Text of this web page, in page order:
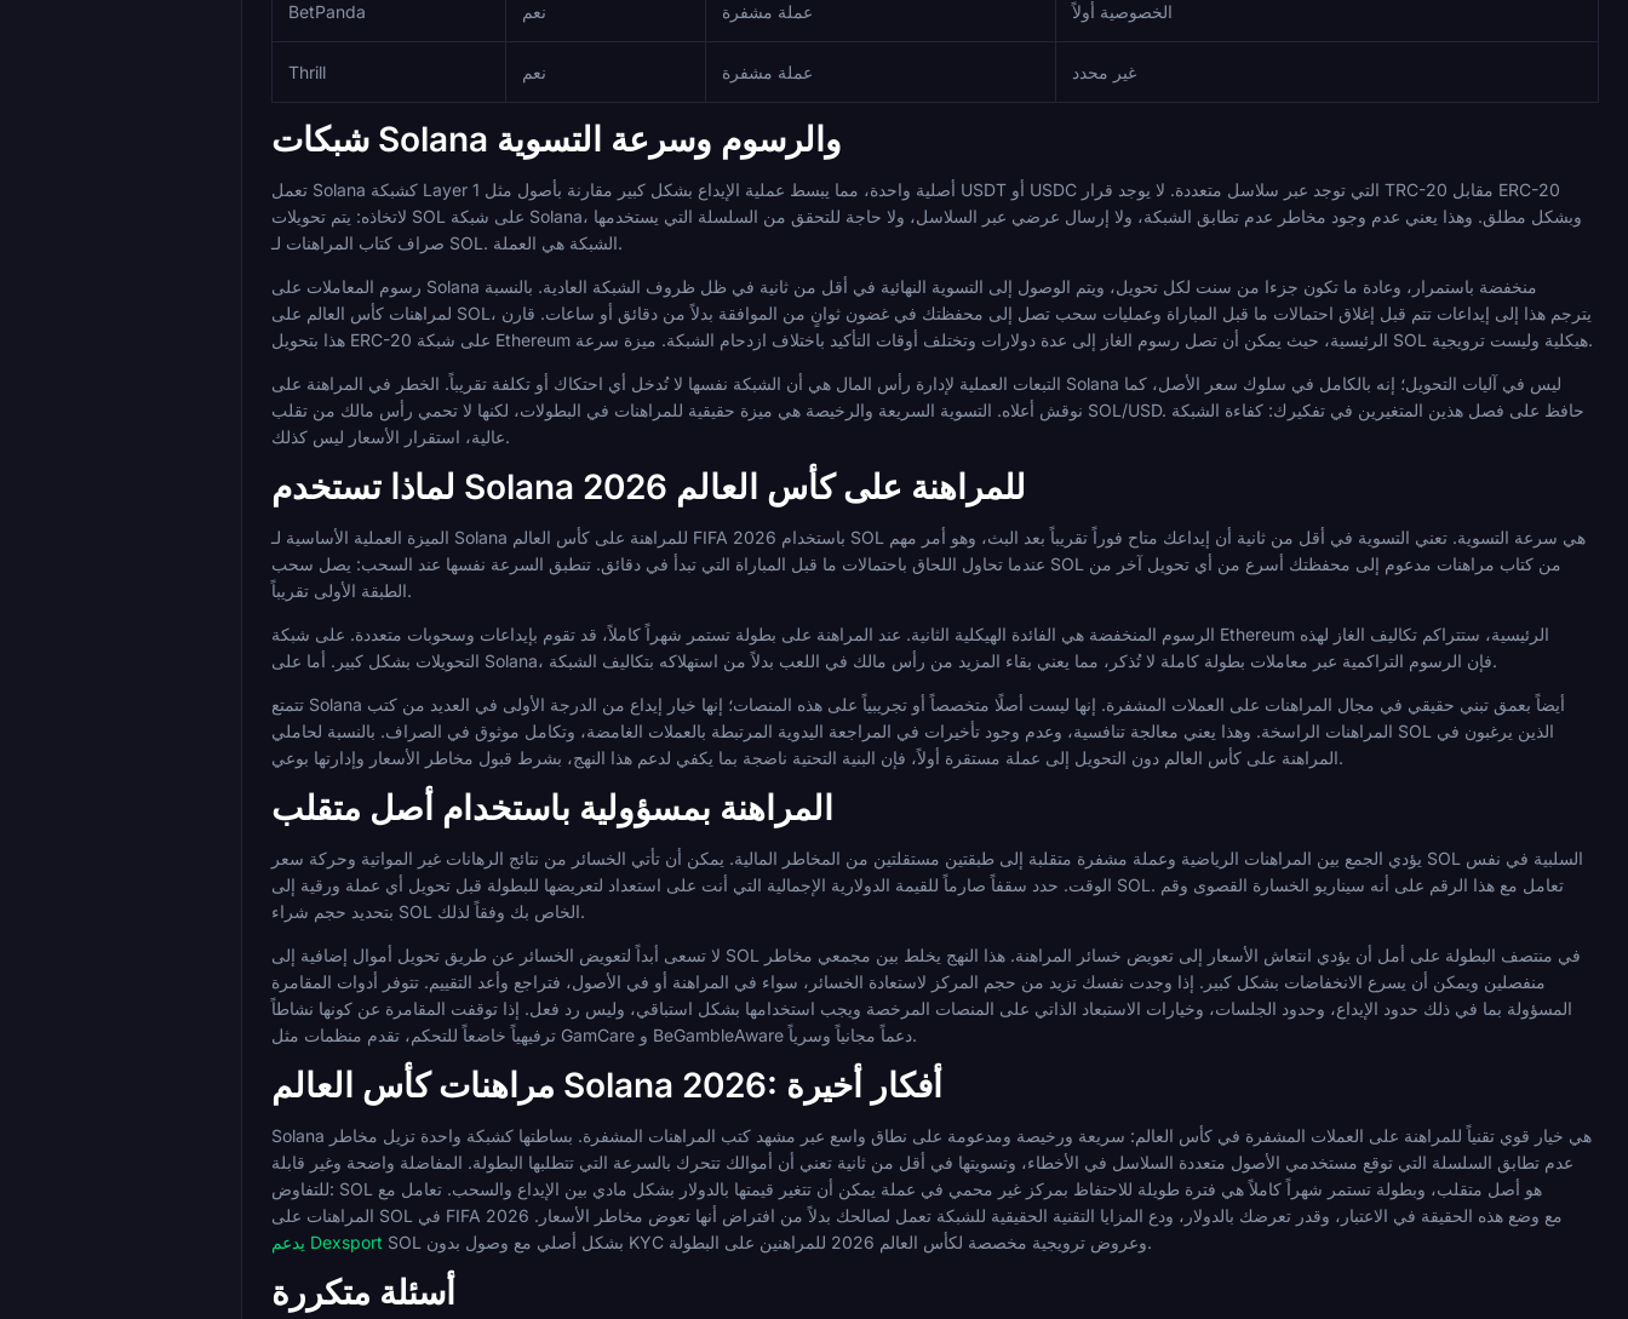
BetPanda نعم عملة مشفرة الخصوصية أولاً
Thrill نعم عملة مشفرة غير محدد
شبكات Solana والرسوم وسرعة التسوية
تعمل Solana كشبكة Layer 1 أصلية واحدة، مما يبسط عملية الإيداع بشكل كبير مقارنة بأصول مثل USDT أو USDC التي توجد عبر سلاسل متعددة. لا يوجد قرار TRC-20 مقابل ERC-20
لاتخاذه: يتم تحويلات SOL على شبكة Solana، وبشكل مطلق. وهذا يعني عدم وجود مخاطر عدم تطابق الشبكة، ولا إرسال عرضي عبر السلاسل، ولا حاجة للتحقق من السلسلة التي يستخدمها
صراف كتاب المراهنات لـ SOL. الشبكة هي العملة.
رسوم المعاملات على Solana منخفضة باستمرار، وعادة ما تكون جزءا من سنت لكل تحويل، ويتم الوصول إلى التسوية النهائية في أقل من ثانية في ظل ظروف الشبكة العادية. بالنسبة
لمراهنات كأس العالم على SOL، يترجم هذا إلى إيداعات تتم قبل إغلاق احتمالات ما قبل المباراة وعمليات سحب تصل إلى محفظتك في غضون ثوانٍ من الموافقة بدلاً من دقائق أو ساعات. قارن
هذا بتحويل ERC-20 على شبكة Ethereum الرئيسية، حيث يمكن أن تصل رسوم الغاز إلى عدة دولارات وتختلف أوقات التأكيد باختلاف ازدحام الشبكة. ميزة سرعة SOL هيكلية وليست ترويجية.
التبعات العملية لإدارة رأس المال هي أن الشبكة نفسها لا تُدخل أي احتكاك أو تكلفة تقريباً. الخطر في المراهنة على Solana ليس في آليات التحويل؛ إنه بالكامل في سلوك سعر الأصل، كما
نوقش أعلاه. التسوية السريعة والرخيصة هي ميزة حقيقية للمراهنات في البطولات، لكنها لا تحمي رأس مالك من تقلب SOL/USD. حافظ على فصل هذين المتغيرين في تفكيرك: كفاءة الشبكة
عالية، استقرار الأسعار ليس كذلك.
لماذا تستخدم Solana للمراهنة على كأس العالم 2026
الميزة العملية الأساسية لـ Solana للمراهنة على كأس العالم FIFA 2026 باستخدام SOL هي سرعة التسوية. تعني التسوية في أقل من ثانية أن إيداعك متاح فوراً تقريباً بعد البث، وهو أمر مهم
عندما تحاول اللحاق باحتمالات ما قبل المباراة التي تبدأ في دقائق. تنطبق السرعة نفسها عند السحب: يصل سحب SOL من كتاب مراهنات مدعوم إلى محفظتك أسرع من أي تحويل آخر من
الطبقة الأولى تقريباً.
الرسوم المنخفضة هي الفائدة الهيكلية الثانية. عند المراهنة على بطولة تستمر شهراً كاملاً، قد تقوم بإيداعات وسحوبات متعددة. على شبكة Ethereum الرئيسية، ستتراكم تكاليف الغاز لهذه
التحويلات بشكل كبير. أما على Solana، فإن الرسوم التراكمية عبر معاملات بطولة كاملة لا تُذكر، مما يعني بقاء المزيد من رأس مالك في اللعب بدلاً من استهلاكه بتكاليف الشبكة.
تتمتع Solana أيضاً بعمق تبني حقيقي في مجال المراهنات على العملات المشفرة. إنها ليست أصلًا متخصصاً أو تجريبياً على هذه المنصات؛ إنها خيار إيداع من الدرجة الأولى في العديد من كتب
المراهنات الراسخة. وهذا يعني معالجة تنافسية، وعدم وجود تأخيرات في المراجعة اليدوية المرتبطة بالعملات الغامضة، وتكامل موثوق في الصراف. بالنسبة لحاملي SOL الذين يرغبون في
المراهنة على كأس العالم دون التحويل إلى عملة مستقرة أولاً، فإن البنية التحتية ناضجة بما يكفي لدعم هذا النهج، بشرط قبول مخاطر الأسعار وإدارتها بوعي.
المراهنة بمسؤولية باستخدام أصل متقلب
يؤدي الجمع بين المراهنات الرياضية وعملة مشفرة متقلبة إلى طبقتين مستقلتين من المخاطر المالية. يمكن أن تأتي الخسائر من نتائج الرهانات غير المواتية وحركة سعر SOL السلبية في نفس
الوقت. حدد سقفاً صارماً للقيمة الدولارية الإجمالية التي أنت على استعداد لتعريضها للبطولة قبل تحويل أي عملة ورقية إلى SOL. تعامل مع هذا الرقم على أنه سيناريو الخسارة القصوى وقم
بتحديد حجم شراء SOL الخاص بك وفقاً لذلك.
لا تسعى أبداً لتعويض الخسائر عن طريق تحويل أموال إضافية إلى SOL في منتصف البطولة على أمل أن يؤدي انتعاش الأسعار إلى تعويض خسائر المراهنة. هذا النهج يخلط بين مجمعي مخاطر
منفصلين ويمكن أن يسرع الانخفاضات بشكل كبير. إذا وجدت نفسك تزيد من حجم المركز لاستعادة الخسائر، سواء في المراهنة أو في الأصول، فتراجع وأعد التقييم. تتوفر أدوات المقامرة
المسؤولة بما في ذلك حدود الإيداع، وحدود الجلسات، وخيارات الاستبعاد الذاتي على المنصات المرخصة ويجب استخدامها بشكل استباقي، وليس رد فعل. إذا توقفت المقامرة عن كونها نشاطاً
ترفيهياً خاضعاً للتحكم، تقدم منظمات مثل GamCare و BeGambleAware دعماً مجانياً وسرياً.
مراهنات كأس العالم Solana 2026: أفكار أخيرة
Solana هي خيار قوي تقنياً للمراهنة على العملات المشفرة في كأس العالم: سريعة ورخيصة ومدعومة على نطاق واسع عبر مشهد كتب المراهنات المشفرة. بساطتها كشبكة واحدة تزيل مخاطر
عدم تطابق السلسلة التي توقع مستخدمي الأصول متعددة السلاسل في الأخطاء، وتسويتها في أقل من ثانية تعني أن أموالك تتحرك بالسرعة التي تتطلبها البطولة. المفاضلة واضحة وغير قابلة
للتفاوض: SOL هو أصل متقلب، وبطولة تستمر شهراً كاملاً هي فترة طويلة للاحتفاظ بمركز غير محمي في عملة يمكن أن تتغير قيمتها بالدولار بشكل مادي بين الإيداع والسحب. تعامل مع
المراهنات على SOL في FIFA 2026 مع وضع هذه الحقيقة في الاعتبار، وقدر تعرضك بالدولار، ودع المزايا التقنية الحقيقية للشبكة تعمل لصالحك بدلاً من افتراض أنها تعوض مخاطر الأسعار.
يدعم Dexsport
SOL بشكل أصلي مع وصول بدون KYC وعروض ترويجية مخصصة لكأس العالم 2026 للمراهنين على البطولة.
أسئلة متكررة